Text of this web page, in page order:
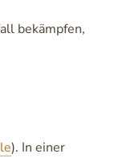
bekämpfen,
). In einer